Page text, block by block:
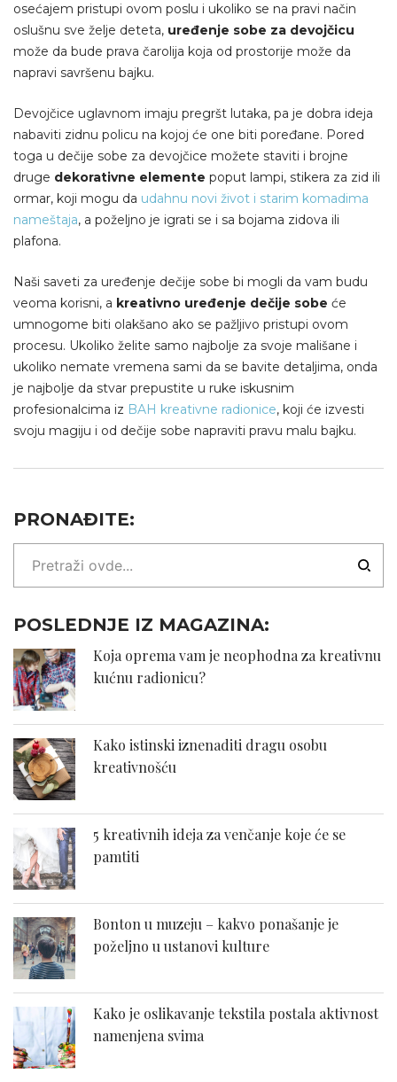
osećajem pristupi ovom poslu i ukoliko se na pravi način
oslušnu sve želje deteta, uređenje sobe za devojčicu
može da bude prava čarolija koja od prostorije može da
napravi savršenu bajku.
Devojčice uglavnom imaju pregršt lutaka, pa je dobra ideja
nabaviti zidnu policu na kojoj će one biti poređane. Pored
toga u dečije sobe za devojčice možete staviti i brojne
druge dekorativne elemente poput lampi, stikera za zid ili
ormar, koji mogu da udahnu novi život i starim komadima
nameštaja, a poželjno je igrati se i sa bojama zidova ili
plafona.
Naši saveti za uređenje dečije sobe bi mogli da vam budu
veoma korisni, a kreativno uređenje dečije sobe će
umnogome biti olakšano ako se pažljivo pristupi ovom
procesu. Ukoliko želite samo najbolje za svoje mališane i
ukoliko nemate vremena sami da se bavite detaljima, onda
je najbolje da stvar prepustite u ruke iskusnim
profesionalcima iz BAH kreativne radionice, koji će izvesti
svoju magiju i od dečije sobe napraviti pravu malu bajku.
PRONAĐITE:
POSLEDNJE IZ MAGAZINA:
Koja oprema vam je neophodna za kreativnu
kućnu radionicu?
Kako istinski iznenaditi dragu osobu
kreativnošću
5 kreativnih ideja za venčanje koje će se
pamtiti
Bonton u muzeju – kakvo ponašanje je
poželjno u ustanovi kulture
Kako je oslikavanje tekstila postala aktivnost
namenjena svima